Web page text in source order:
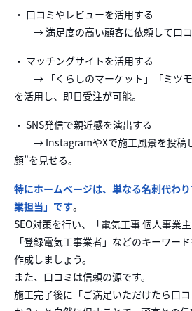
・ 口コミやレビューを活用する
→ 満足度の高い顧客に依頼して口コ
・ マッチングサイトを活用する
→ 「くらしのマーケット」「ミツモ
を活用し、即日受注が可能。
・ SNS発信で親近感を演出する
→ InstagramやXで施工風景を投稿
顔”を見せる。
特にホームページは、単なる名刺代わ
業担当」です。
SEO対策を行い、「電気工事 個人事業
「登録電気工事業者」などのキーワー
作成しましょう。
また、口コミは信頼の源です。
施工完了後に「ご満足いただけたら口